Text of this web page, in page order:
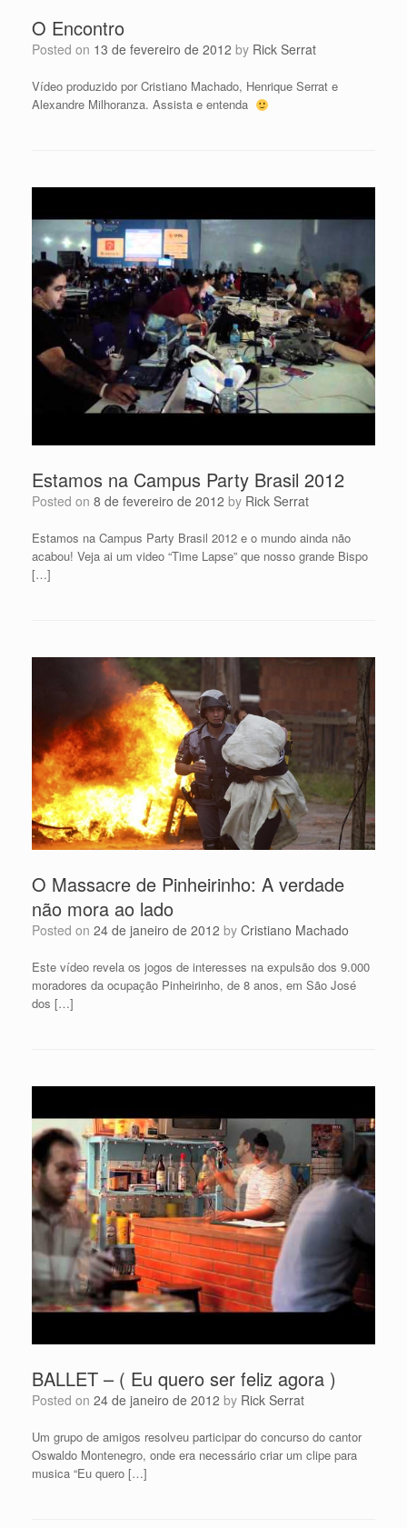
O Encontro
Posted on 13 de fevereiro de 2012 by Rick Serrat
Vídeo produzido por Cristiano Machado, Henrique Serrat e
Alexandre Milhoranza. Assista e entenda
Estamos na Campus Party Brasil 2012
Posted on 8 de fevereiro de 2012 by Rick Serrat
Estamos na Campus Party Brasil 2012 e o mundo ainda não
acabou! Veja ai um video “Time Lapse” que nosso grande Bispo
[…]
O Massacre de Pinheirinho: A verdade
não mora ao lado
Posted on 24 de janeiro de 2012 by Cristiano Machado
Este vídeo revela os jogos de interesses na expulsão dos 9.000
moradores da ocupação Pinheirinho, de 8 anos, em São José
dos […]
BALLET – ( Eu quero ser feliz agora )
Posted on 24 de janeiro de 2012 by Rick Serrat
Um grupo de amigos resolveu participar do concurso do cantor
Oswaldo Montenegro, onde era necessário criar um clipe para
musica “Eu quero […]